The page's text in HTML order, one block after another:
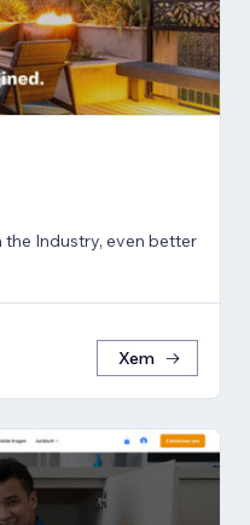
the Industry, even better
Xem